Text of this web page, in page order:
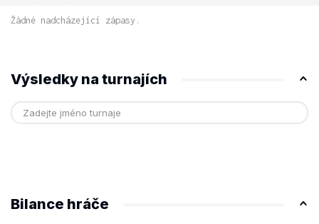
Žádné nadcházející zápasy.
Výsledky na turnajích
Bilance hráče